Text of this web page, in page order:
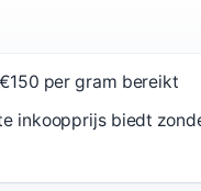
per gram bereikt
inkoopprijs biedt